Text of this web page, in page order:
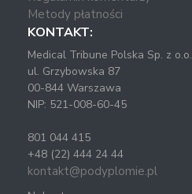
Metody płatności
KONTAKT:
Medical Tribune Polska Sp. z o.o.
ul. Grzybowska 87
00-844 Warszawa
NIP: 521-008-60-45
801 044 415
+48 (22) 444 24 44
kontakt@podyplomie.pl